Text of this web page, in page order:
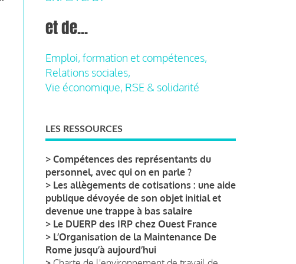
et de...
Emploi, formation et compétences,
Relations sociales,
Vie économique, RSE & solidarité
LES RESSOURCES
> Compétences des représentants du
personnel, avec qui on en parle ?
> Les allègements de cotisations : une aide
publique dévoyée de son objet initial et
devenue une trappe à bas salaire
> Le DUERP des IRP chez Ouest France
> L’Organisation de la Maintenance De
Rome jusqu’à aujourd’hui